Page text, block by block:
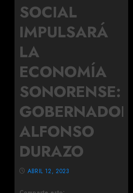
SOCIAL
IMPULSARÁ
LA
ECONOMÍA
SONORENSE:
GOBERNADOR
ALFONSO
DURAZO
ABRIL 12, 2023